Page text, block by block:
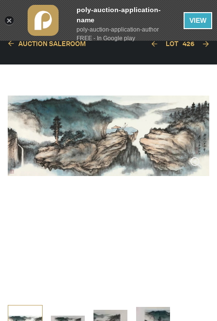
AUCTION SALEROOM LOT 426
poly-auction-application-
name
poly-auction-application-author
FREE - In Google play
VIEW